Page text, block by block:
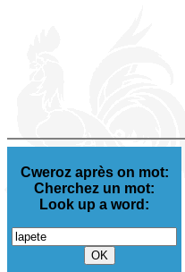
Cweroz après on mot:
Cherchez un mot:
Look up a word: